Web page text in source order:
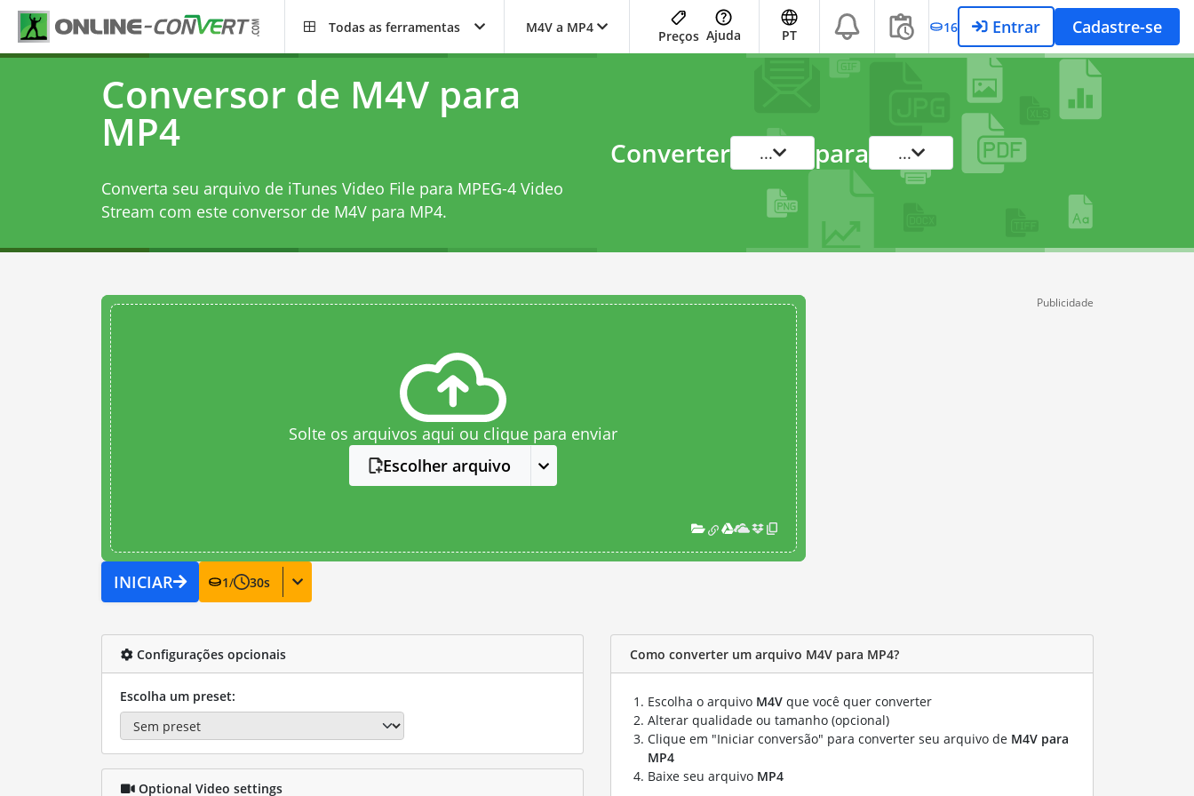
Todas as ferramentas M4V a MP4
Preços Ajuda PT 16 Entrar Cadastre-se
Conversor de M4V para
MP4
Converta seu arquivo de iTunes Video File para MPEG-4 Video
Stream com este conversor de M4V para MP4.
Converter ... para ...
Solte os arquivos aqui ou clique para enviar
Escolher arquivo
INICIAR 1/ 30s
Publicidade
Configurações opcionais
Escolha um preset:
Optional Video settings
Como converter um arquivo M4V para MP4?
Escolha o arquivo M4V que você quer converter
Alterar qualidade ou tamanho (opcional)
Clique em "Iniciar conversão" para converter seu arquivo de M4V para
MP4
Baixe seu arquivo MP4